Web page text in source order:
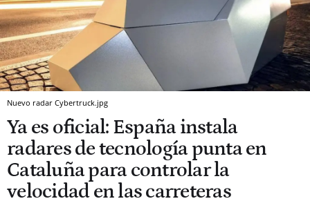
Nuevo radar Cybertruck.jpg
Ya es oficial: España instala
radares de tecnología punta en
Cataluña para controlar la
velocidad en las carreteras